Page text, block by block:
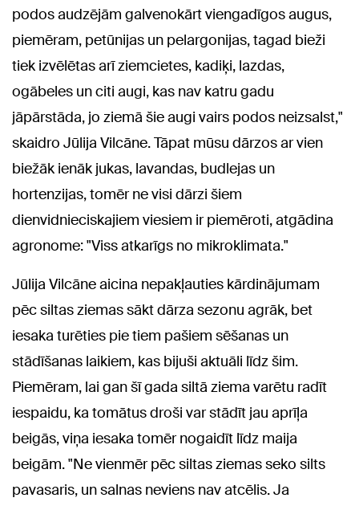
podos audzējām galvenokārt viengadīgos augus,
piemēram, petūnijas un pelargonijas, tagad bieži
tiek izvēlētas arī ziemcietes, kadiķi, lazdas,
ogābeles un citi augi, kas nav katru gadu
jāpārstāda, jo ziemā šie augi vairs podos neizsalst,"
skaidro Jūlija Vilcāne. Tāpat mūsu dārzos ar vien
biežāk ienāk jukas, lavandas, budlejas un
hortenzijas, tomēr ne visi dārzi šiem
dienvidnieciskajiem viesiem ir piemēroti, atgādina
agronome: "Viss atkarīgs no mikroklimata."
Jūlija Vilcāne aicina nepakļauties kārdinājumam
pēc siltas ziemas sākt dārza sezonu agrāk, bet
iesaka turēties pie tiem pašiem sēšanas un
stādīšanas laikiem, kas bijuši aktuāli līdz šim.
Piemēram, lai gan šī gada siltā ziema varētu radīt
iespaidu, ka tomātus droši var stādīt jau aprīļa
beigās, viņa iesaka tomēr nogaidīt līdz maija
beigām. "Ne vienmēr pēc siltas ziemas seko silts
pavasaris, un salnas neviens nav atcēlis. Ja